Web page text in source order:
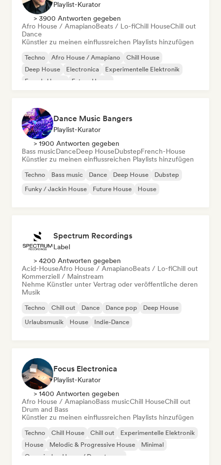
Playlist-Kurator
> 3900 Antworten gegeben
Afro House / AmapianoBeats / Lo-fiChill HouseChill out
Dance
Künstler zu meinen einflussreichen Playlists hinzufügen
Techno Afro House / Amapiano
Chill House
Deep House
Electronica
Experimentelle Elektronik
French-House
Future House
Dance Music Bangers
Playlist-Kurator
> 1900 Antworten gegeben
Bass musicDanceDeep HouseDubstepFrench-House
Künstler zu meinen einflussreichen Playlists hinzufügen
Techno Bass music Dance Deep House
Dubstep
Funky / Jackin House
Future House House
Spectrum Recordings
Label
> 4200 Antworten gegeben
Acid-HouseAfro House / AmapianoBeats / Lo-fiChill out
Kommerziell / Mainstream
Nehme Künstler unter Vertrag oder veröffentliche deren
Musik
Techno Chill out Dance Dance pop
Deep House
Urlaubsmusik
House Indie-Dance
Focus Electronica
Playlist-Kurator
> 1400 Antworten gegeben
Afro House / AmapianoBass musicChill HouseChill out
Drum and Bass
Künstler zu meinen einflussreichen Playlists hinzufügen
Techno Chill House Chill out
Experimentelle Elektronik
House
Melodic & Progressive House
Minimal
Organischer House / Downtempo